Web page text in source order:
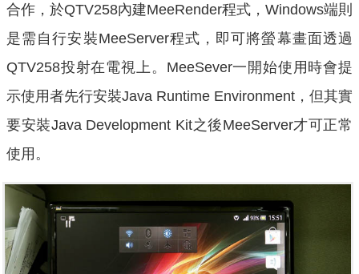
合作，於QTV258內建MeeRender程式，Windows端則
是需自行安裝MeeServer程式，即可將螢幕畫面透過
QTV258投射在電視上。MeeSever一開始使用時會提
示使用者先行安裝Java Runtime Environment，但其實
要安裝Java Development Kit之後MeeServer才可正常
使用。